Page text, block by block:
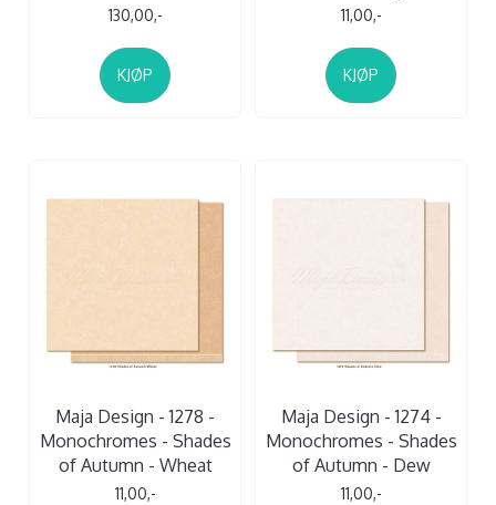
130,00,-
KJØP
11,00,-
KJØP
Maja Design - 1278 -
Monochromes - Shades
of Autumn - Wheat
11,00,-
Maja Design - 1274 -
Monochromes - Shades
of Autumn - Dew
11,00,-